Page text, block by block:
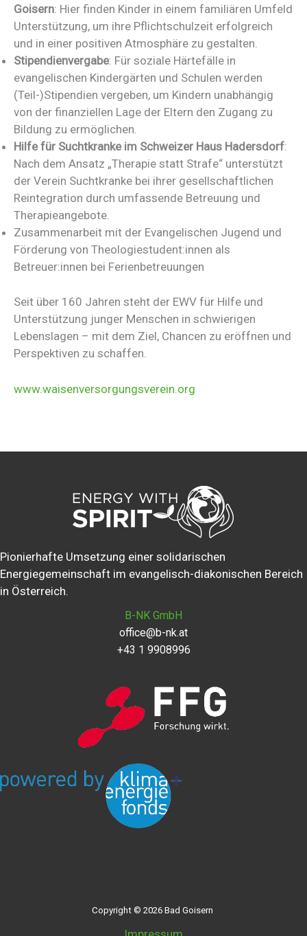
Goisern: Hier finden Kinder in einem familiären Umfeld
Unterstützung, um ihre Pflichtschulzeit erfolgreich
und in einer positiven Atmosphäre zu gestalten.
Stipendienvergabe: Für soziale Härtefälle in
evangelischen Kindergärten und Schulen werden
(Teil-)Stipendien vergeben, um Kindern unabhängig
von der finanziellen Lage der Eltern den Zugang zu
Bildung zu ermöglichen.
Hilfe für Suchtkranke im Schweizer Haus Hadersdorf:
Nach dem Ansatz „Therapie statt Strafe“ unterstützt
der Verein Suchtkranke bei ihrer gesellschaftlichen
Reintegration durch umfassende Betreuung und
Therapieangebote.
Zusammenarbeit mit der Evangelischen Jugend und
Förderung von Theologiestudent:innen als
Betreuer:innen bei Ferienbetreuungen
Seit über 160 Jahren steht der EWV für Hilfe und
Unterstützung junger Menschen in schwierigen
Lebenslagen – mit dem Ziel, Chancen zu eröffnen und
Perspektiven zu schaffen.
www.waisenversorgungsverein.org
Pionierhafte Umsetzung einer solidarischen
Energiegemeinschaft im evangelisch-diakonischen Bereich
in Österreich.
B-NK GmbH
office@b-nk.at
+43 1 9908996
Copyright © 2026 Bad Goisern